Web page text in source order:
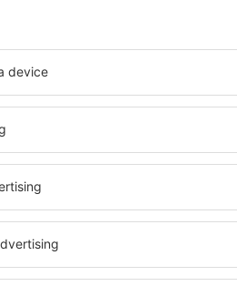
152EUR
Londen
211EUR